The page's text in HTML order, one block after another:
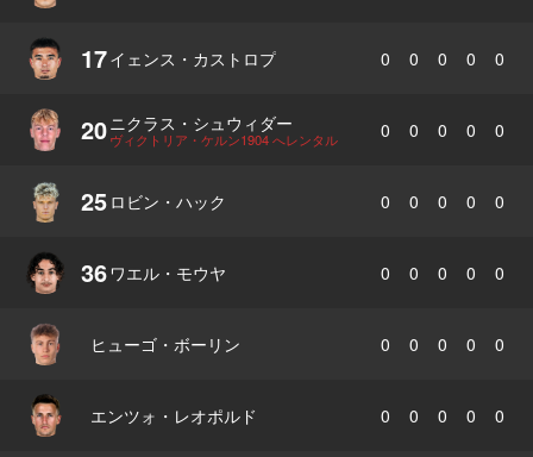
17イェンス・カストロプ 0 0 0 0 0
20ニクラス・シュウィダー
ヴィクトリア・ケルン1904 へレンタル 0 0 0 0 0
25 ロビン・ハック 0 0 0 0 0
36 ワエル・モウヤ 0 0 0 0 0
ヒューゴ・ボーリン 0 0 0 0 0
エンツォ・レオポルド 0 0 0 0 0